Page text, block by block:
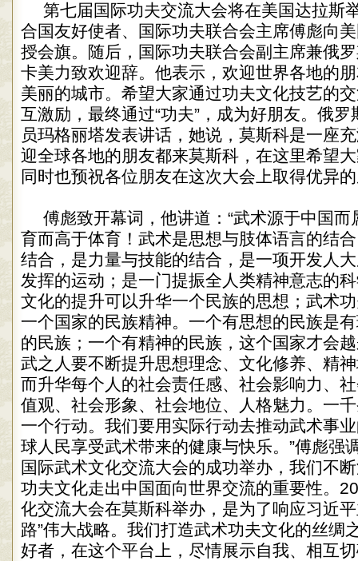
第七届国际功夫交流大会将在美国达拉斯
合国友好使者、国际功夫联合会主席傅彪向
授会旗。随后，国际功夫联合会副主席兼俄
卡美力致欢迎辞。他表示，欢迎世界各地的
美丽的城市。希望大家通过功夫文化技艺的
互激励，最终通过“功夫”，成为好朋友。俄
员玛格丽塔发表讲话，她说，莫斯科是一座
迎全球各地的朋友都来莫斯科，在这里希望
同时也预祝各位朋友在这次大会上取得优异
傅彪致开幕词，他讲道：“武术源于中国
育而高于体育！武术是思想与肢体语言的结
结合，是力量与技能的结合，是一项开发人
发挥的运动；是一门提振全人类精神意志的
文化的提升可以升华一个民族的思想；武术
一个国家的民族精神。一个有思想的民族是
的民族；一个有精神的民族，这个国家才会
武之人要不断提升思想理念、文化修养、精
而升华每个人的社会责任感、社会影响力、
值观、社会形象、社会地位、人格魅力。一
一个行动。我们要用实际行动去推动武术事
球人民享受武术带来的健康与快乐。”傅彪强
国际武术文化交流大会的成功举办，我们不
功夫文化走出中国面向世界交流的重要性。
化交流大会在莫斯科举办，是为了响应习近
路”伟大战略。我们打造武术功夫文化的丝绸
好者，在这个平台上，尽情展示自我、相互